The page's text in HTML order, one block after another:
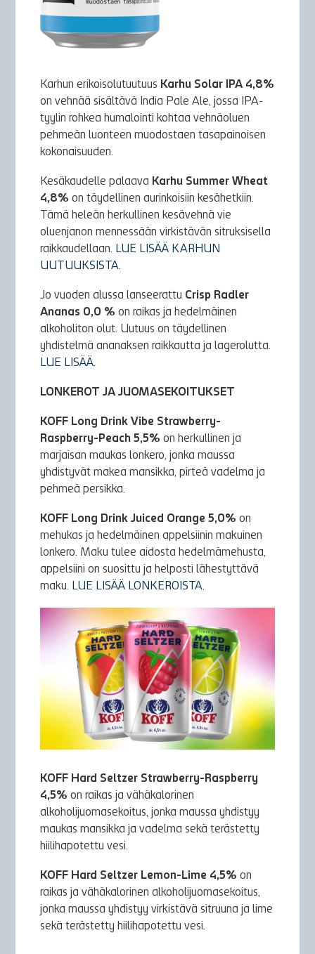
Karhun erikoisolutuutuus Karhu Solar IPA 4,8%
on vehnää sisältävä India Pale Ale, jossa IPA-
tyylin rohkea humalointi kohtaa vehnäoluen
pehmeän luonteen muodostaen tasapainoisen
kokonaisuuden.
Kesäkaudelle palaava Karhu Summer Wheat
4,8% on täydellinen aurinkoisiin kesähetkiin.
Tämä heleän herkullinen kesävehnä vie
oluenjanon mennessään virkistävän sitruksisella
raikkaudellaan. LUE LISÄÄ KARHUN
UUTUUKSISTA.
Jo vuoden alussa lanseerattu Crisp Radler
Ananas 0,0 % on raikas ja hedelmäinen
alkoholiton olut. Uutuus on täydellinen
yhdistelmä ananaksen raikkautta ja lagerolutta.
LUE LISÄÄ.
LONKEROT JA JUOMASEKOITUKSET
KOFF Long Drink Vibe Strawberry-
Raspberry-Peach 5,5% on herkullinen ja
marjaisan maukas lonkero, jonka maussa
yhdistyvät makea mansikka, pirteä vadelma ja
pehmeä persikka.
KOFF Long Drink Juiced Orange 5,0% on
mehukas ja hedelmäinen appelsiinin makuinen
lonkero. Maku tulee aidosta hedelmämehusta,
appelsiini on suosittu ja helposti lähestyttävä
maku. LUE LISÄÄ LONKEROISTA.
KOFF Hard Seltzer Strawberry-Raspberry
4,5% on raikas ja vähäkalorinen
alkoholijuomasekoitus, jonka maussa yhdistyy
maukas mansikka ja vadelma sekä terästetty
hiilihapotettu vesi.
KOFF Hard Seltzer Lemon-Lime 4,5% on
raikas ja vähäkalorinen alkoholijuomasekoitus,
jonka maussa yhdistyy virkistävä sitruuna ja lime
sekä terästetty hiilihapotettu vesi.